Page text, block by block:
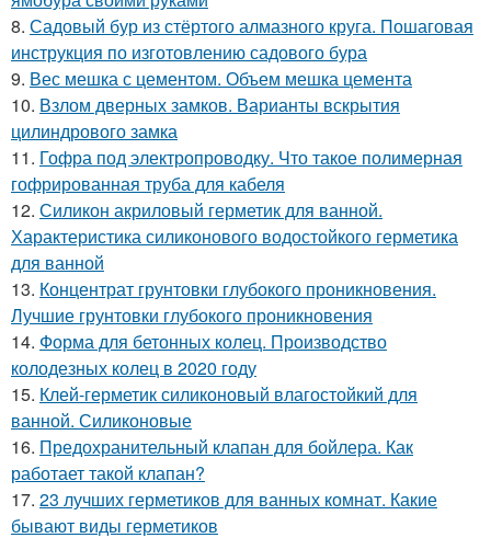
8. Садовый бур из стёртого алмазного круга. Пошаговая
инструкция по изготовлению садового бура
9. Вес мешка с цементом. Объем мешка цемента
10. Взлом дверных замков. Варианты вскрытия
цилиндрового замка
11. Гофра под электропроводку. Что такое полимерная
гофрированная труба для кабеля
12. Силикон акриловый герметик для ванной.
Характеристика силиконового водостойкого герметика
для ванной
13. Концентрат грунтовки глубокого проникновения.
Лучшие грунтовки глубокого проникновения
14. Форма для бетонных колец. Производство
колодезных колец в 2020 году
15. Клей-герметик силиконовый влагостойкий для
ванной. Силиконовые
16. Предохранительный клапан для бойлера. Как
работает такой клапан?
17. 23 лучших герметиков для ванных комнат. Какие
бывают виды герметиков